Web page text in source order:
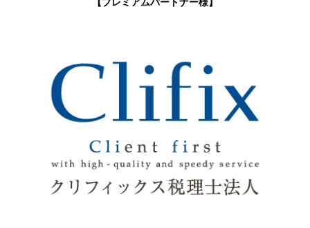
【プレミアムパートナー様】